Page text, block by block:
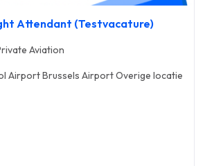
Attendant (Testvacature)
Aviation
Airport Brussels Airport Overige locatie